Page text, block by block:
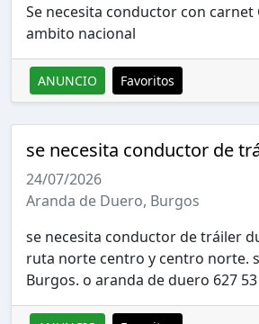
Se necesita conductor con carnet
ambito nacional
ANUNCIO Favoritos
se necesita conductor de
24/07/2026
Aranda de Duero, Burgos
se necesita conductor de tráiler
ruta norte centro y centro norte.
Burgos. o aranda de duero 627